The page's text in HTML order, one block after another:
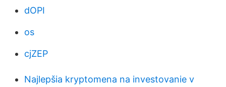
dOPI
os
cjZEP
Najlepšia kryptomena na investovanie v